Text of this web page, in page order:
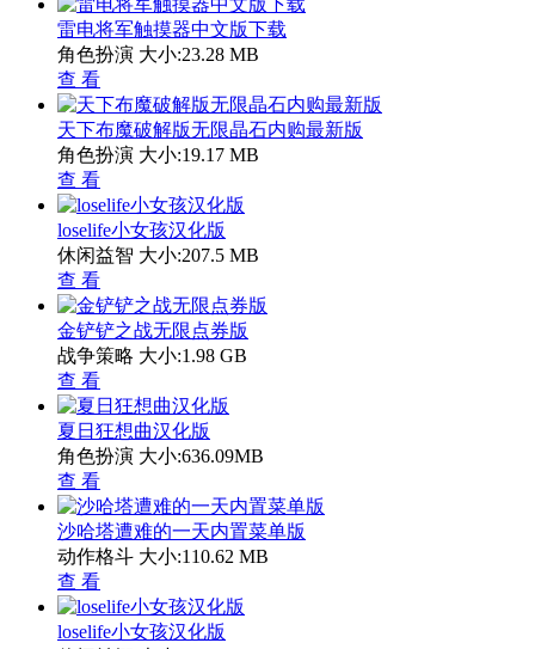
雷电将军触摸器中文版下载
角色扮演 大小:23.28 MB
查 看
天下布魔破解版无限晶石内购最新版
角色扮演 大小:19.17 MB
查 看
loselife小女孩汉化版
休闲益智 大小:207.5 MB
查 看
金铲铲之战无限点券版
战争策略 大小:1.98 GB
查 看
夏日狂想曲汉化版
角色扮演 大小:636.09MB
查 看
沙哈塔遭难的一天内置菜单版
动作格斗 大小:110.62 MB
查 看
loselife小女孩汉化版